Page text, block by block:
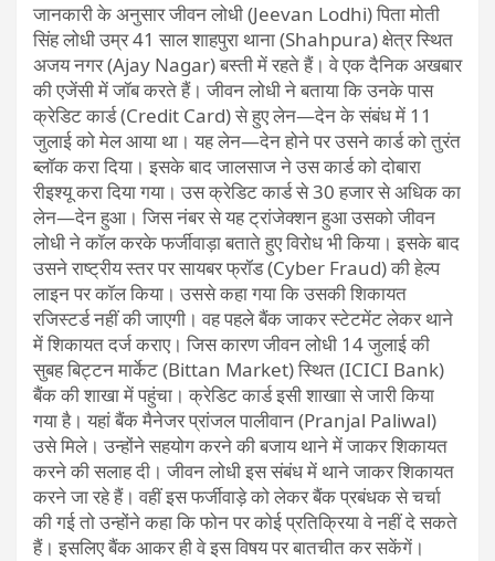
जानकारी के अनुसार जीवन लोधी (Jeevan Lodhi) पिता मो​ती
सिंह लोधी उम्र 41 साल शाहपुरा थाना (Shahpura) क्षेत्र स्थित
अजय नगर (Ajay Nagar) बस्ती में रहते हैं। वे एक दैनिक अखबार
की एजेंसी में जॉब करते हैं। जीवन लोधी ने बताया कि उनके पास
क्रेडिट कार्ड (Credit Card) से हुए लेन—देन के संबंध में 11
जुलाई को मेल आया था। यह लेन—देन होने पर उसने कार्ड को तुरंत
ब्लॉक करा दिया। इसके बाद जालसाज ने उस कार्ड को दोबारा
रीइश्यू करा दिया गया। उस क्रेडिट कार्ड से 30 हजार से अधिक का
लेन—देन हुआ। जिस नंबर से यह ट्रांजेक्शन हुआ उसको जीवन
लोधी ने कॉल करके फर्जीवाड़ा बताते हुए विरोध भी किया। इसके बाद
उसने राष्ट्रीय स्तर पर सायबर फ्रॉड (Cyber Fraud) की हेल्प
लाइन पर कॉल किया। उससे कहा गया कि उसकी शिकायत
रजिस्टर्ड नहीं की जाएगी। वह पहले बैंक जाकर स्टेटमेंट लेकर थाने
में शिकायत दर्ज कराए। जिस कारण जीवन लोधी 14 जुलाई की
सुबह बिट्टन मार्केट (Bittan Market) स्थित (ICICI Bank)
बैंक की शाखा में पहुंचा। क्रेडिट कार्ड इसी शाखाा से जारी किया
गया है। यहां बैंक मैनेजर प्रांजल पालीवान (Pranjal Paliwal)
उसे मिले। उन्होंने सहयोग करने की बजाय थाने में जाकर शिकायत
करने की सलाह दी। जीवन लोधी इस संबंध में थाने जाकर शिकायत
करने जा रहे हैं। वहीं इस फर्जीवाड़े को लेकर बैंक प्रबंधक से चर्चा
की गई तो उन्होंने कहा कि फोन पर कोई प्रतिक्रिया वे नहीं दे सकते
हैं। इसलिए बैंक आकर ही वे इस विषय पर बातचीत कर सकेंगें।